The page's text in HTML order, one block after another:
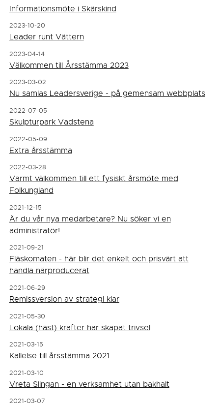
Informationsmöte i Skärskind
2023-10-20
Leader runt Vättern
2023-04-14
Välkommen till Årsstämma 2023
2023-03-02
Nu samlas Leadersverige - på gemensam webbplats
2022-07-05
Skulpturpark Vadstena
2022-05-09
Extra årsstämma
2022-03-28
Varmt välkommen till ett fysiskt årsmöte med
Folkungland
2021-12-15
Är du vår nya medarbetare? Nu söker vi en
administratör!
2021-09-21
Fläskomaten - här blir det enkelt och prisvärt att
handla närproducerat
2021-06-29
Remissversion av strategi klar
2021-05-30
Lokala (häst) krafter har skapat trivsel
2021-03-15
Kallelse till årsstämma 2021
2021-03-10
Vreta Slingan - en verksamhet utan bakhalt
2021-03-07